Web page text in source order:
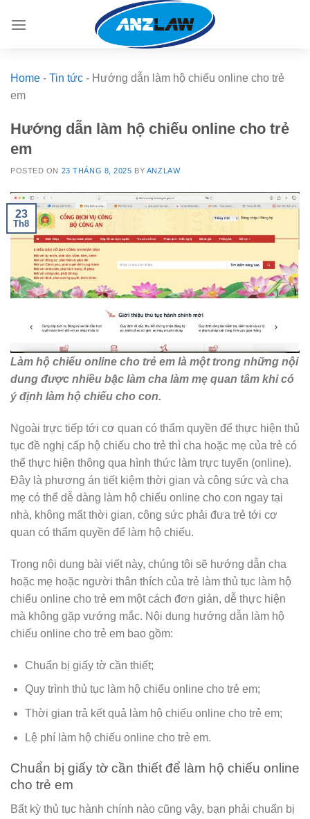
Home - Tin tức - Hướng dẫn làm hộ chiếu online cho trẻ
em
Hướng dẫn làm hộ chiếu online cho trẻ
em
POSTED ON 23 THÁNG 8, 2025 BY ANZLAW
23
Th8
Làm hộ chiếu online cho trẻ em là một trong những nội
dung được nhiều bậc làm cha làm mẹ quan tâm khi có
ý định làm hộ chiếu cho con.
Ngoài trực tiếp tới cơ quan có thẩm quyền để thực hiện thủ
tục đề nghị cấp hộ chiếu cho trẻ thì cha hoặc mẹ của trẻ có
thể thực hiện thông qua hình thức làm trực tuyến (online).
Đây là phương án tiết kiệm thời gian và công sức và cha
mẹ có thể dễ dàng làm hộ chiếu online cho con ngay tại
nhà, không mất thời gian, công sức phải đưa trẻ tới cơ
quan có thẩm quyền để làm hộ chiếu.
Trong nội dung bài viết này, chúng tôi sẽ hướng dẫn cha
hoặc mẹ hoặc người thân thích của trẻ làm thủ tục làm hộ
chiếu online cho trẻ em một cách đơn giản, dễ thực hiện
mà không gặp vướng mắc. Nội dung hướng dẫn làm hộ
chiếu online cho trẻ em bao gồm:
Chuẩn bị giấy tờ cần thiết;
Quy trình thủ tục làm hộ chiếu online cho trẻ em;
Thời gian trả kết quả làm hộ chiếu online cho trẻ em;
Lệ phí làm hộ chiếu online cho trẻ em.
Chuẩn bị giấy tờ cần thiết để làm hộ chiếu online
cho trẻ em
Bất kỳ thủ tục hành chính nào cũng vậy, bạn phải chuẩn bị